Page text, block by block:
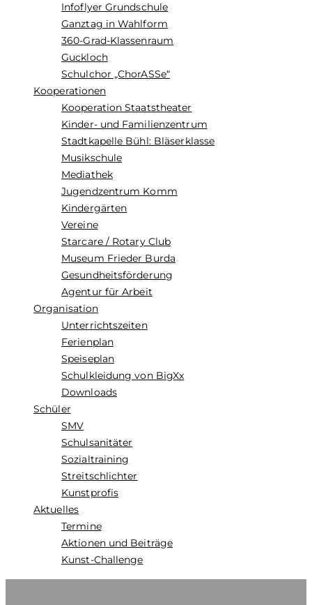
Infoflyer Grundschule
Ganztag in Wahlform
360-Grad-Klassenraum
Guckloch
Schulchor „ChorASSe“
Kooperationen
Kooperation Staatstheater
Kinder- und Familienzentrum
Stadtkapelle Bühl: Bläserklasse
Musikschule
Mediathek
Jugendzentrum Komm
Kindergärten
Vereine
Starcare / Rotary Club
Museum Frieder Burda
Gesundheitsförderung
Agentur für Arbeit
Organisation
Unterrichtszeiten
Ferienplan
Speiseplan
Schulkleidung von BigXx
Downloads
Schüler
SMV
Schulsanitäter
Sozialtraining
Streitschlichter
Kunstprofis
Aktuelles
Termine
Aktionen und Beiträge
Kunst-Challenge